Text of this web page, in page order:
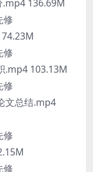
136.69M
修
修
.mp4 103.13M
修
文总结.mp4
修
修